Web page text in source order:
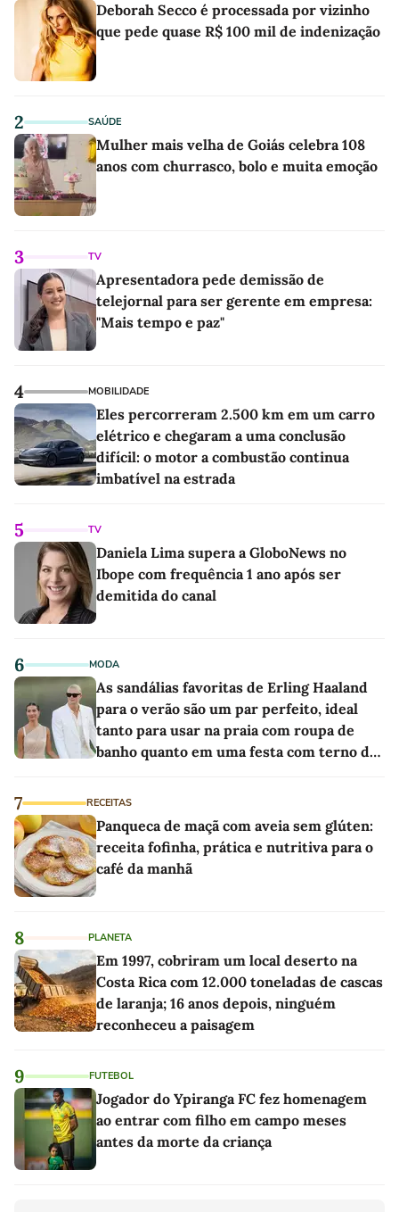
Deborah Secco é processada por vizinho
que pede quase R$ 100 mil de indenização
2 SAÚDE
Mulher mais velha de Goiás celebra 108
anos com churrasco, bolo e muita emoção
3 TV
Apresentadora pede demissão de
telejornal para ser gerente em empresa:
"Mais tempo e paz"
4 MOBILIDADE
Eles percorreram 2.500 km em um carro
elétrico e chegaram a uma conclusão
difícil: o motor a combustão continua
imbatível na estrada
5 TV
Daniela Lima supera a GloboNews no
Ibope com frequência 1 ano após ser
demitida do canal
6 MODA
As sandálias favoritas de Erling Haaland
para o verão são um par perfeito, ideal
tanto para usar na praia com roupa de
banho quanto em uma festa com terno de
7 RECEITAS
Panqueca de maçã com aveia sem glúten:
receita fofinha, prática e nutritiva para o
café da manhã
8 PLANETA
Em 1997, cobriram um local deserto na
Costa Rica com 12.000 toneladas de cascas
de laranja; 16 anos depois, ninguém
reconheceu a paisagem
9 FUTEBOL
Jogador do Ypiranga FC fez homenagem
ao entrar com filho em campo meses
antes da morte da criança